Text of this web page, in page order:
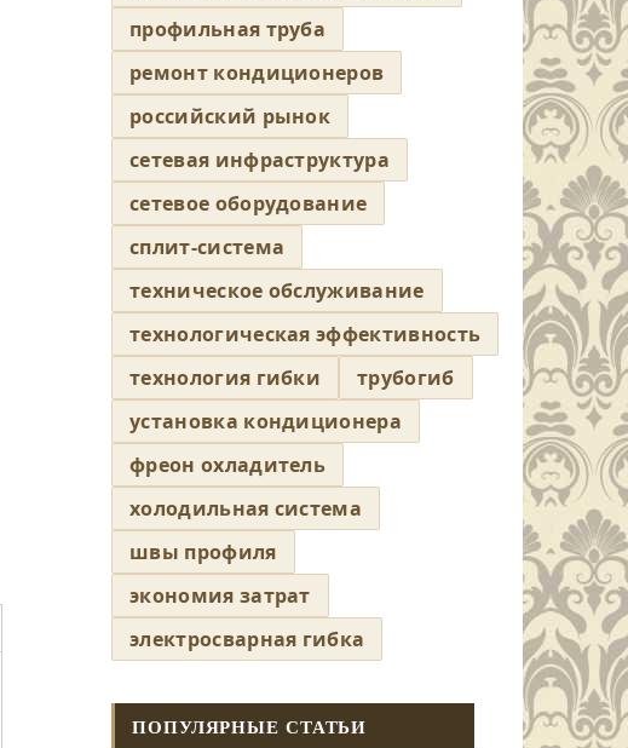
профильная труба
ремонт кондиционеров
российский рынок
сетевая инфраструктура
сетевое оборудование
сплит-система
техническое обслуживание
технологическая эффективность
технология гибки
трубогиб
установка кондиционера
фреон охладитель
холодильная система
швы профиля
экономия затрат
электросварная гибка
ПОПУЛЯРНЫЕ СТАТЬИ